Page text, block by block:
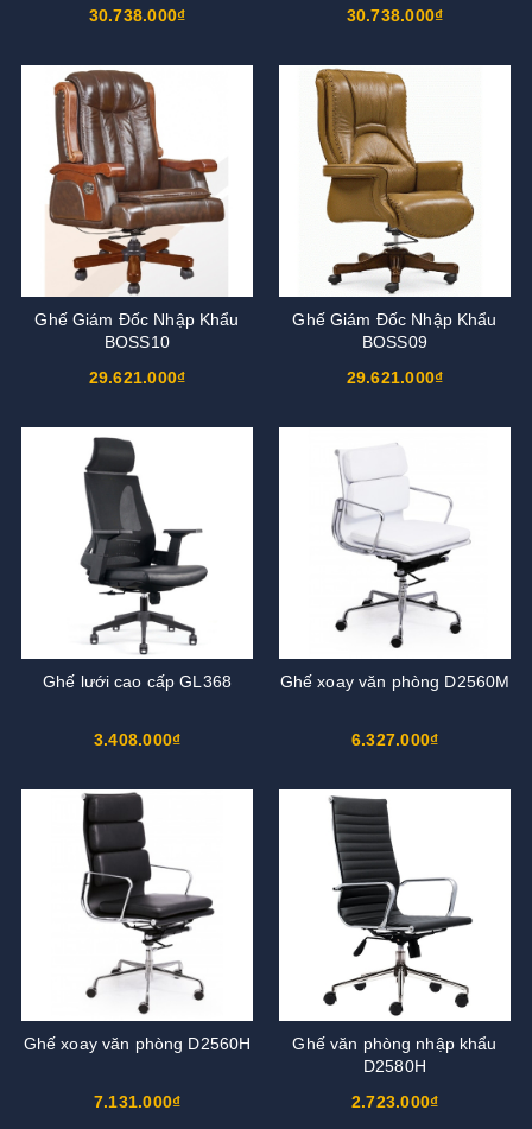
30.738.000₫
30.738.000₫
Ghế Giám Đốc Nhập Khẩu
BOSS10
29.621.000₫
Ghế Giám Đốc Nhập Khẩu
BOSS09
29.621.000₫
Ghế lưới cao cấp GL368
3.408.000₫
Ghế xoay văn phòng D2560M
6.327.000₫
Ghế xoay văn phòng D2560H
7.131.000₫
Ghế văn phòng nhập khẩu
D2580H
2.723.000₫